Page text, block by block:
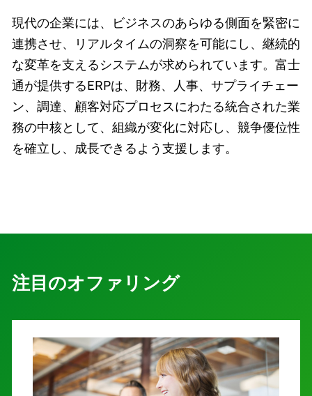
現代の企業には、ビジネスのあらゆる側面を緊密に
連携させ、リアルタイムの洞察を可能にし、継続的
な変革を支えるシステムが求められています。富士
通が提供するERPは、財務、人事、サプライチェー
ン、調達、顧客対応プロセスにわたる統合された業
務の中核として、組織が変化に対応し、競争優位性
を確立し、成長できるよう支援します。
注目のオファリング